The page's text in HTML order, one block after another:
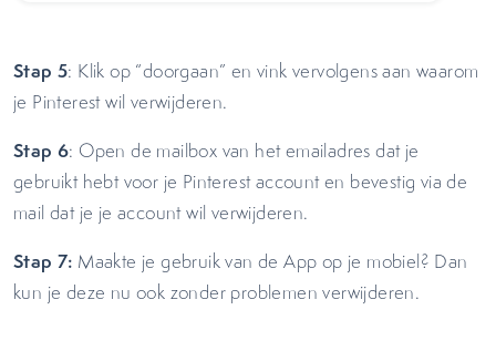
Stap 5: Klik op “doorgaan” en vink vervolgens aan waarom
je Pinterest wil verwijderen.
Stap 6: Open de mailbox van het emailadres dat je
gebruikt hebt voor je Pinterest account en bevestig via de
mail dat je je account wil verwijderen.
Stap 7: Maakte je gebruik van de App op je mobiel? Dan
kun je deze nu ook zonder problemen verwijderen.